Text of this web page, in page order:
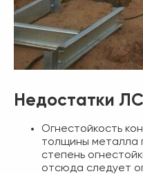
Недостатки
Огнестойкость
толщины металла
степень
отсюда следует